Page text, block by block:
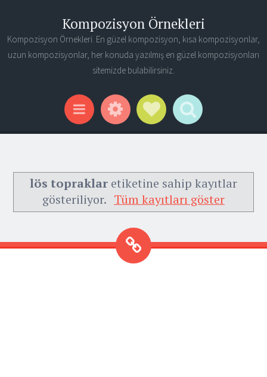
Kompozisyon Örnekleri
Kompozisyon Örnekleri. En güzel kompozisyon, kısa kompozisyonlar,
uzun kompozisyonlar, her konuda yazılmış en güzel kompozisyonları
sitemizde bulabilirsiniz.
Menu WidgetsSocial Links
Search
lös topraklar etiketine sahip kayıtlar
gösteriliyor. Tüm kayıtları göster